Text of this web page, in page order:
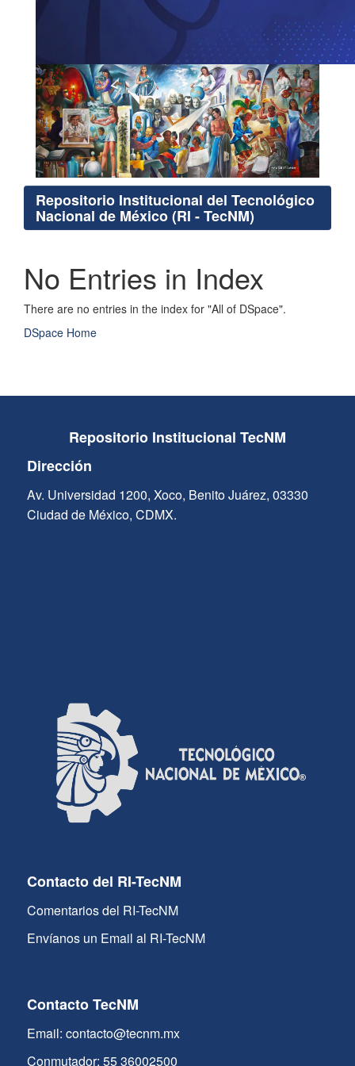
Repositorio Institucional del Tecnológico
Nacional de México (RI - TecNM)
No Entries in Index
There are no entries in the index for "All of DSpace".
DSpace Home
Repositorio Institucional TecNM
Dirección
Av. Universidad 1200, Xoco, Benito Juárez, 03330
Ciudad de México, CDMX.
Contacto del RI-TecNM
Comentarios del RI-TecNM
Envíanos un Email al RI-TecNM
Contacto TecNM
Email: contacto@tecnm.mx
Conmutador: 55 36002500